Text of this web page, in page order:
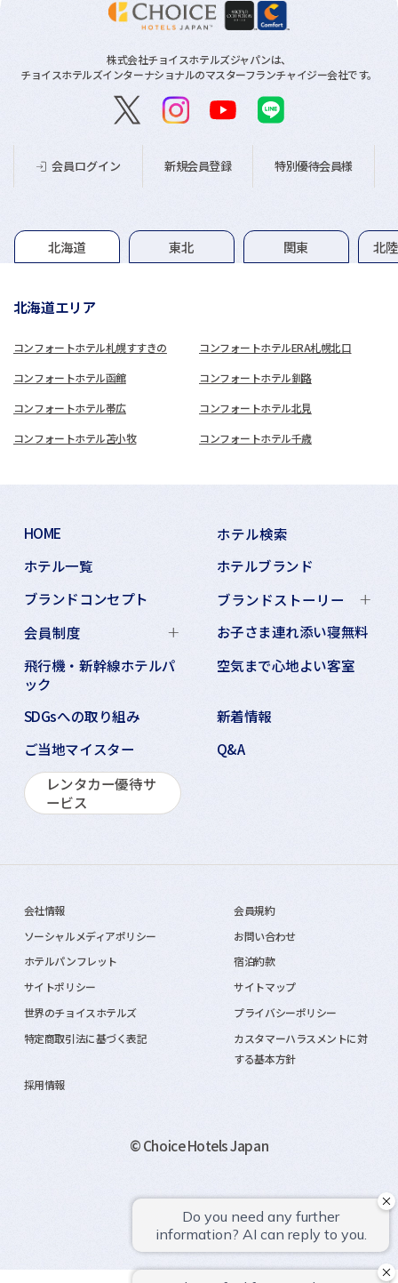
株式会社チョイスホテルズジャパンは、
チョイスホテルズインターナショナルのマスターフランチャイジー会社です。
会員ログイン 新規会員登録 特別優待会員様
グループホテル一覧
北海道 東北 関東 北
北海道エリア
コンフォートホテル札幌すすきの コンフォートホテルERA札幌北口
コンフォートホテル函館 コンフォートホテル釧路
コンフォートホテル帯広 コンフォートホテル北見
コンフォートホテル苫小牧 コンフォートホテル千歳
HOME
ホテル検索
ホテル一覧
ホテルブランド
ブランドコンセプト
ブランドストーリー
会員制度
お子さま連れ添い寝無料
飛行機・新幹線ホテルパ
ック
空気まで心地よい客室
SDGsへの取り組み
新着情報
ご当地マイスター
Q&A
レンタカー優待サ
ービス
会社情報
会員規約
ソーシャルメディアポリシー
お問い合わせ
ホテルパンフレット
宿泊約款
サイトポリシー
サイトマップ
世界のチョイスホテルズ
プライバシーポリシー
特定商取引法に基づく表記
カスタマーハラスメントに対
する基本方針
採用情報
© Choice Hotels Japan